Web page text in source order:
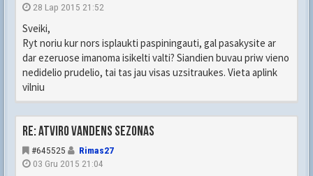
28 Lap 2015 21:52
Sveiki,
Ryt noriu kur nors isplaukti paspiningauti, gal pasakysite ar
dar ezeruose imanoma isikelti valti? Siandien buvau priw vieno
nedidelio prudelio, tai tas jau visas uzsitraukes. Vieta aplink
vilniu
Re: Atviro vandens sezonas
#645525
Rimas27
03 Gru 2015 21:04